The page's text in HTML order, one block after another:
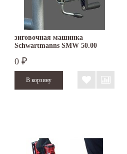
зиговочная машинка
Schwartmanns SMW 50.00
0 ₽